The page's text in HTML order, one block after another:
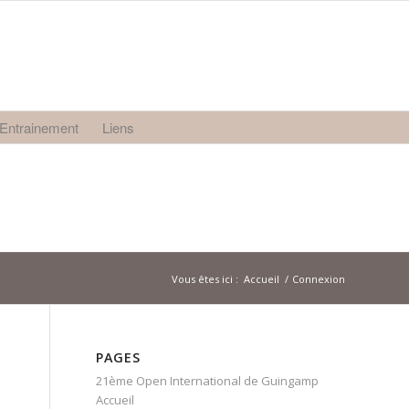
Entrainement Liens
Vous êtes ici : Accueil / Connexion
PAGES
21ème Open International de Guingamp
Accueil